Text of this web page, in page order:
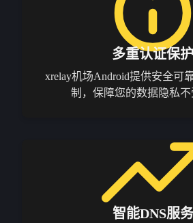
多重认证保护
xrelay机场Android提供安全可
制，保障您的数据隐私不
智能DNS服务